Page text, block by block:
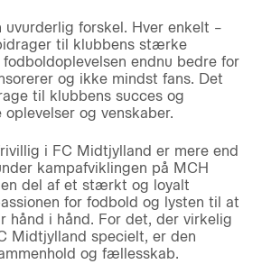
uvurderlig forskel. Hver enkelt –
til klubbens stærke
endnu bedre for
og ikke mindst fans. Det
til klubbens succes og
og venskaber.
i FC Midtjylland er mere end
kampafviklingen på MCH
del af et stærkt og loyalt
for fodbold og lysten til at
hånd i hånd. For det, der virkelig
Midtjylland specielt, er den
og fællesskab.